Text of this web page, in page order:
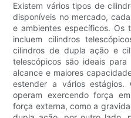
Existem vários tipos de
disponíveis no mercado,
e ambientes específicos. Os
incluem cilindros
cilindros de dupla ação e
telescópicos são ideais
alcance e maiores
estender a vários estágios.
operam exercendo força
força externa, como a